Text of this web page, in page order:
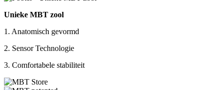
Unieke MBT zool
1. Anatomisch gevormd
2. Sensor Technologie
3. Comfortabele stabiliteit